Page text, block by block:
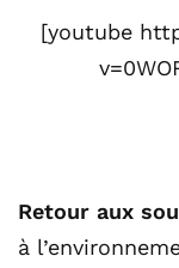
[youtube
Retour aux
à